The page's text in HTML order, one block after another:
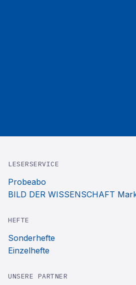
LESERSERVICE
Probeabo
BILD DER WISSENSCHAFT
HEFTE
Sonderhefte
Einzelhefte
UNSERE PARTNER